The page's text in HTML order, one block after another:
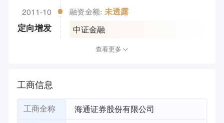
2011-10
定向增发
融资金额: 未透露
中证金融
查看更多
工商信息
工商全称 海通证券股份有限公司